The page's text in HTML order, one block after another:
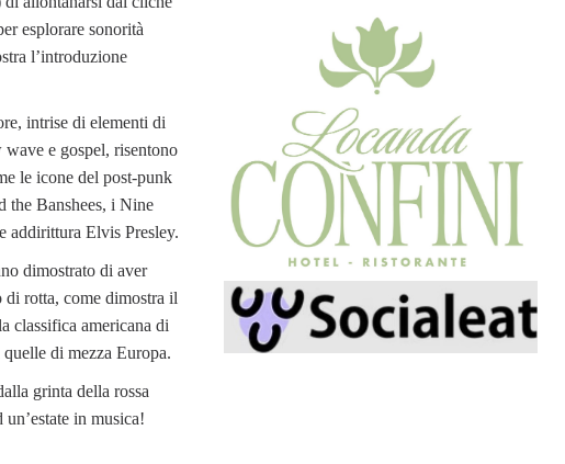
esplorare sonorità
l’introduzione
intrise di elementi di
e gospel, risentono
le icone del post-punk
the Banshees, i Nine
addirittura Elvis Presley.
dimostrato di aver
rotta, come dimostra il
classifica americana di
di mezza Europa.
grinta della rossa
in musica!